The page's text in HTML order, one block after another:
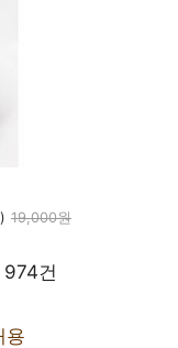
19,000원
건
용